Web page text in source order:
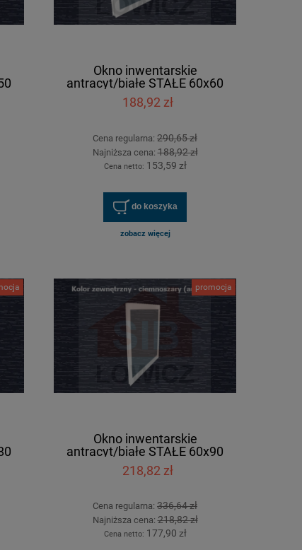
Okno inwentarskie
antracyt/białe STAŁE 60x60
[cm]
188,92 zł
Cena regularna: 290,65 zł
Najniższa cena:188,92 zł
Cena netto: 153,59 zł
do koszyka
zobacz więcej
Okno inwentarskie
antracyt/białe STAŁE 60x90
[cm]
218,82 zł
Cena regularna: 336,64 zł
Najniższa cena:218,82 zł
Cena netto: 177,90 zł
promocja